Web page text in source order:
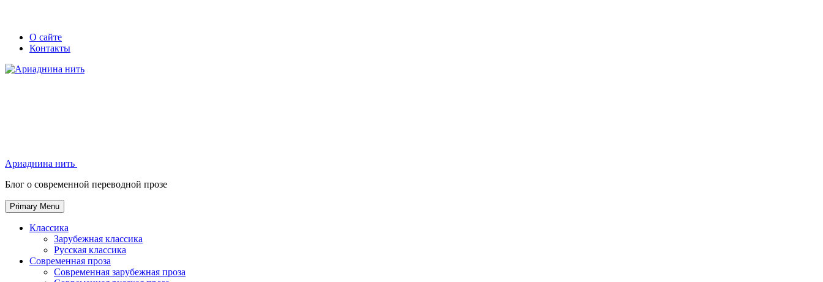
Skip
Secondary
left
navigation
Secondary
right
navigation
О сайте
Контакты
Ариаднина нить
Блог о современной переводной прозе
Primary Menu
Классика
Зарубежная классика
Русская классика
Современная проза
Современная зарубежная проза